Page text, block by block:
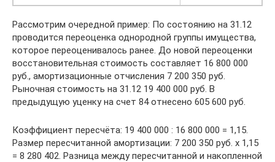
Рассмотрим очередной пример: По состоянию на 31.12
проводится переоценка однородной группы имущества,
которое переоценивалось ранее. До новой переоценки
восстановительная стоимость составляет 16 800 000
руб., амортизационные отчисления 7 200 350 руб.
Рыночная стоимость на 31.12 19 400 000 руб. В
предыдущую уценку на счет 84 отнесено 605 600 руб.
Коэффициент пересчёта: 19 400 000 : 16 800 000 = 1,15.
Размер пересчитанной амортизации: 7 200 350 руб. х 1,15
= 8 280 402. Разница между пересчитанной и накопленной